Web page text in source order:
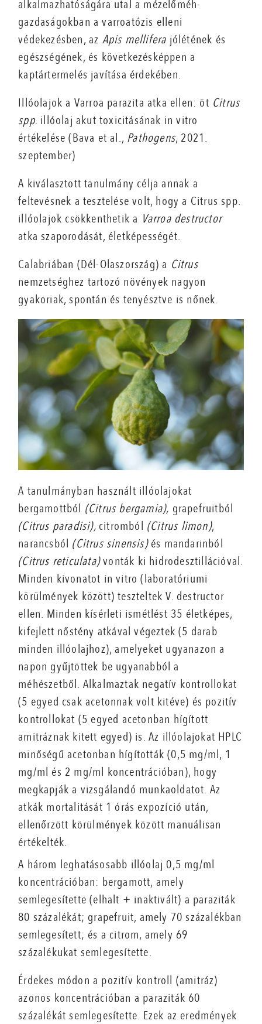
alkalmazhatóságára utal a mézelőméh-
gazdaságokban a varroatózis elleni
védekezésben, az Apis mellifera jólétének és
egészségének, és következésképpen a
kaptártermelés javítása érdekében.
Illóolajok a Varroa parazita atka ellen: öt Citrus
spp. illóolaj akut toxicitásának in vitro
értékelése (Bava et al., Pa­thogens, 2021.
szeptember)
A kiválasztott tanulmány célja annak a
feltevésnek a tesztelése volt, hogy a Citrus spp.
illóolajok csökkenthetik a Varroa destructor
atka szaporodását, életképességét.
Calabriában (Dél-Olaszország) a Citrus
nemzetséghez tartozó növények nagyon
gyakoriak, spontán és tenyésztve is nőnek.
A tanulmányban használt illóolajokat
bergamottból (Citrus bergamia), grapefruitból
(Citrus paradisi), citromból (Citrus limon),
narancsból (Citrus sinensis)és mandarinból
(Citrus reticulata)vonták ki hidrodesztillációval.
Minden kivonatot in vitro (laboratóriumi
körülmények között) teszteltek V. destructor
ellen. Minden kísérleti ismétlést 35 életképes,
kifejlett nőstény atkával végeztek (5 darab
minden illóolajhoz), amelyeket ugyanazon a
napon gyűjtöttek be ugyanabból a
méhészetből. Alkalmaztak negatív kontrollokat
(5 egyed csak acetonnak volt kitéve) és pozitív
kontrollokat (5 egyed acetonban hígított
amitráznak kitett egyed) is. Az illóolajokat HPLC
minőségű acetonban hígították (0,5 mg/ml, 1
mg/ml és 2 mg/ml koncentrációban), hogy
megkapják a vizsgálandó munkaoldatot. Az
atkák mortalitását 1 órás expozíció után,
ellenőrzött körülmények között manuálisan
értékelték.
A három leghatásosabb illóolaj 0,5 mg/ml
koncentrációban: bergamott, amely
semlegesítette (elhalt + inaktivált) a paraziták
80 százalékát; grapefruit, amely 70 százalékban
semlegesített; és a citrom, amely 69
százalékukat semlegesítette.
Érdekes módon a pozitív kontroll (amitráz)
azonos koncentrációban a paraziták 60
százalékát semlegesítette. Ezek az eredmények